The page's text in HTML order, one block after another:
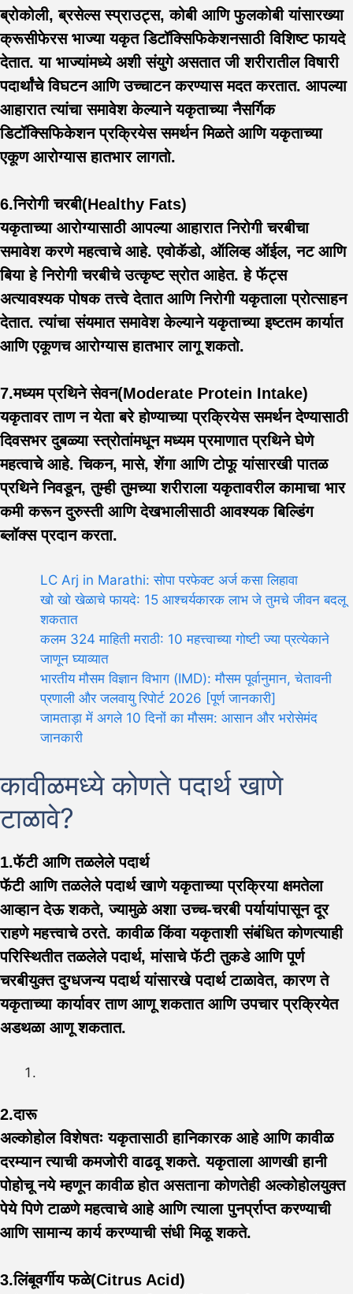
ब्रोकोली, ब्रसेल्स स्प्राउट्स, कोबी आणि फुलकोबी यांसारख्या
क्रूसीफेरस भाज्या यकृत डिटॉक्सिफिकेशनसाठी विशिष्ट फायदे
देतात. या भाज्यांमध्ये अशी संयुगे असतात जी शरीरातील विषारी
पदार्थांचे विघटन आणि उच्चाटन करण्यास मदत करतात. आपल्या
आहारात त्यांचा समावेश केल्याने यकृताच्या नैसर्गिक
डिटॉक्सिफिकेशन प्रक्रियेस समर्थन मिळते आणि यकृताच्या
एकूण आरोग्यास हातभार लागतो.
6.निरोगी चरबी(Healthy Fats)
यकृताच्या आरोग्यासाठी आपल्या आहारात निरोगी चरबीचा
समावेश करणे महत्वाचे आहे. एवोकॅडो, ऑलिव्ह ऑईल, नट आणि
बिया हे निरोगी चरबीचे उत्कृष्ट स्रोत आहेत. हे फॅट्स
अत्यावश्यक पोषक तत्त्वे देतात आणि निरोगी यकृताला प्रोत्साहन
देतात. त्यांचा संयमात समावेश केल्याने यकृताच्या इष्टतम कार्यात
आणि एकूणच आरोग्यास हातभार लागू शकतो.
7.मध्यम प्रथिने सेवन(Moderate Protein Intake)
यकृतावर ताण न येता बरे होण्याच्या प्रक्रियेस समर्थन देण्यासाठी
दिवसभर दुबळ्या स्त्रोतांमधून मध्यम प्रमाणात प्रथिने घेणे
महत्वाचे आहे. चिकन, मासे, शेंगा आणि टोफू यांसारखी पातळ
प्रथिने निवडून, तुम्ही तुमच्या शरीराला यकृतावरील कामाचा भार
कमी करून दुरुस्ती आणि देखभालीसाठी आवश्यक बिल्डिंग
ब्लॉक्स प्रदान करता.
LC Arj in Marathi: सोपा परफेक्ट अर्ज कसा लिहावा
खो खो खेळाचे फायदे: 15 आश्चर्यकारक लाभ जे तुमचे जीवन बदलू
शकतात
कलम 324 माहिती मराठी: 10 महत्त्वाच्या गोष्टी ज्या प्रत्येकाने
जाणून घ्याव्यात
भारतीय मौसम विज्ञान विभाग (IMD): मौसम पूर्वानुमान, चेतावनी
प्रणाली और जलवायु रिपोर्ट 2026 [पूर्ण जानकारी]
जामताड़ा में अगले 10 दिनों का मौसम: आसान और भरोसेमंद
जानकारी
कावीळमध्ये कोणते पदार्थ खाणे
टाळावे?
1.फॅटी आणि तळलेले पदार्थ
फॅटी आणि तळलेले पदार्थ खाणे यकृताच्या प्रक्रिया क्षमतेला
आव्हान देऊ शकते, ज्यामुळे अशा उच्च-चरबी पर्यायांपासून दूर
राहणे महत्त्वाचे ठरते. कावीळ किंवा यकृताशी संबंधित कोणत्याही
परिस्थितीत तळलेले पदार्थ, मांसाचे फॅटी तुकडे आणि पूर्ण
चरबीयुक्त दुग्धजन्य पदार्थ यांसारखे पदार्थ टाळावेत, कारण ते
यकृताच्या कार्यावर ताण आणू शकतात आणि उपचार प्रक्रियेत
अडथळा आणू शकतात.
2.दारू
अल्कोहोल विशेषतः यकृतासाठी हानिकारक आहे आणि कावीळ
दरम्यान त्याची कमजोरी वाढवू शकते. यकृताला आणखी हानी
पोहोचू नये म्हणून कावीळ होत असताना कोणतेही अल्कोहोलयुक्त
पेये पिणे टाळणे महत्वाचे आहे आणि त्याला पुनर्प्राप्त करण्याची
आणि सामान्य कार्य करण्याची संधी मिळू शकते.
3.लिंबूवर्गीय फळे(Citrus Acid)